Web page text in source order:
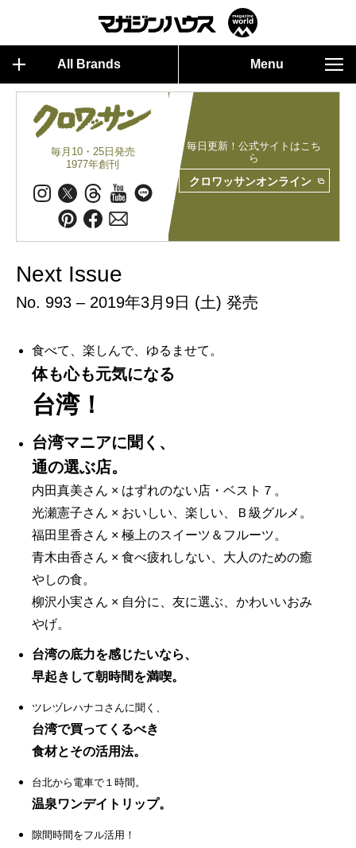
All Brands Menu
毎月10・25日発売
1977年創刊
毎日更新！公式サイトはこち
ら
クロワッサンオンライン
Next Issue
No. 993 – 2019年3月9日 (土) 発売
食べて、楽しんで、ゆるませて。
体も心も元気になる
台湾！
台湾マニアに聞く、
通の選ぶ店。
内田真美さん × はずれのない店・ベスト７。
光瀬憲子さん × おいしい、楽しい、Ｂ級グルメ。
福田里香さん × 極上のスイーツ＆フルーツ。
青木由香さん × 食べ疲れしない、大人のための癒
やしの食。
柳沢小実さん × 自分に、友に選ぶ、かわいいおみ
やげ。
台湾の底力を感じたいなら、
早起きして朝時間を満喫。
ツレヅレハナコさんに聞く、
台湾で買ってくるべき
食材とその活用法。
台北から電車で１時間。
温泉ワンデイトリップ。
隙間時間をフル活用！